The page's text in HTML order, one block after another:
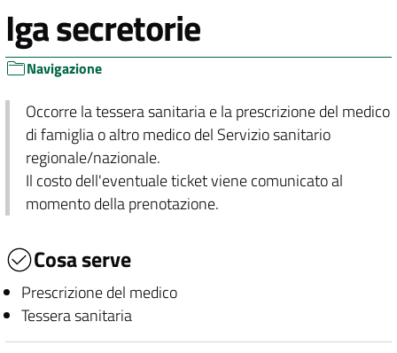
Iga secretorie
Navigazione
Occorre la tessera sanitaria e la prescrizione del medico
di famiglia o altro medico del Servizio sanitario
regionale/nazionale.
Il costo dell'eventuale ticket viene comunicato al
momento della prenotazione.
Cosa serve
Prescrizione del medico
Tessera sanitaria